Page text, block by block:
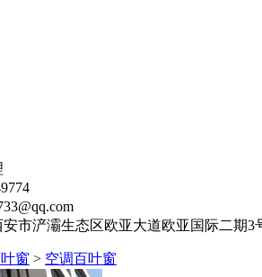
市浐灞生态区欧亚大道欧亚国际二期3
窗 > 空调百叶窗